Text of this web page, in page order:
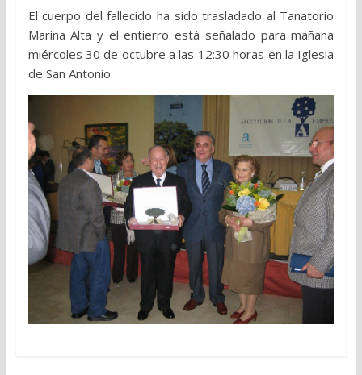
El cuerpo del fallecido ha sido trasladado al Tanatorio
Marina Alta y el entierro está señalado para mañana
miércoles 30 de octubre a las 12:30 horas en la Iglesia
de San Antonio.